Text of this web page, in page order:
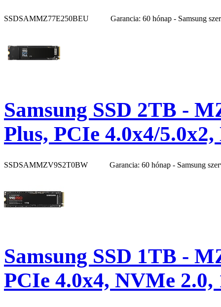
SSDSAMMZ77E250BEU Garancia: 60 hónap - Samsung
Samsung SSD 2TB -
Plus, PCIe 4.0x4/
SSDSAMMZV9S2T0BW Garancia: 60 hónap - Samsung
Samsung SSD 1TB -
PCIe 4.0x4, NVMe 2.0,